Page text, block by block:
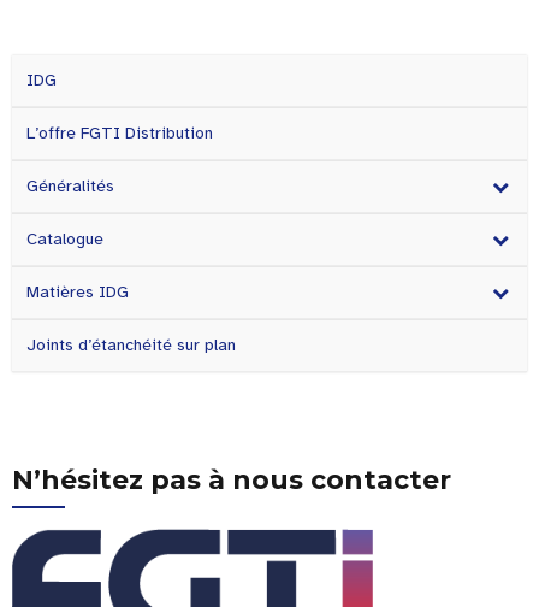
IDG
L’offre FGTI Distribution
Généralités
Catalogue
Matières IDG
Joints d’étanchéité sur plan
N’hésitez pas à nous contacter